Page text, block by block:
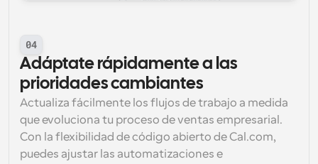
04
Adáptate rápidamente a las
prioridades cambiantes
Actualiza fácilmente los flujos de trabajo a medida
que evoluciona tu proceso de ventas empresarial.
Con la flexibilidad de código abierto de Cal.com,
puedes ajustar las automatizaciones e